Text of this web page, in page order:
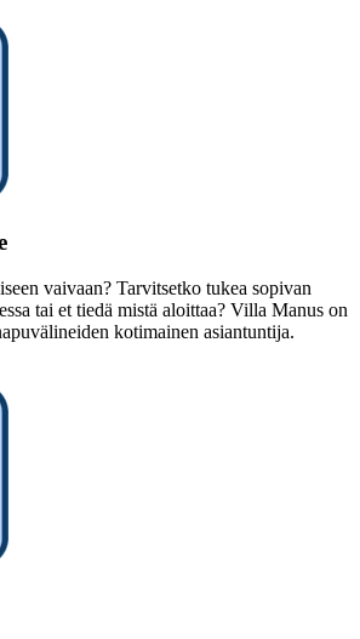
vaivaan? Tarvitsetko tukea sopivan
tai et tiedä mistä aloittaa? Villa Manus on
kotimainen asiantuntija.